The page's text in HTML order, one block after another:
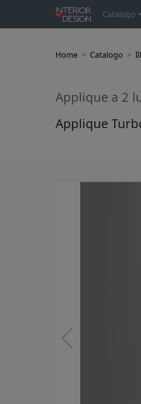
Catalogo
Home Catalogo
Applique a 2
Applique